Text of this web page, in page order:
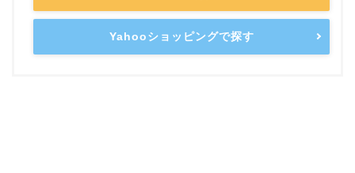
Yahooショッピングで探す